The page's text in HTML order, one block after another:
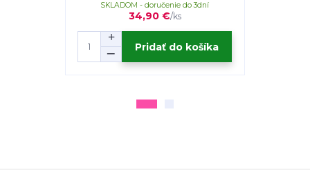
34,90 €/ks
SKLADOM - doručenie do 3dní
Pridať do košíka